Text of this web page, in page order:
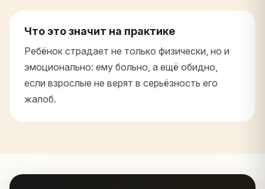
Что это значит на практике
Ребёнок страдает не только физически, но и
эмоционально: ему больно, а ещё обидно,
если взрослые не верят в серьёзность его
жалоб.